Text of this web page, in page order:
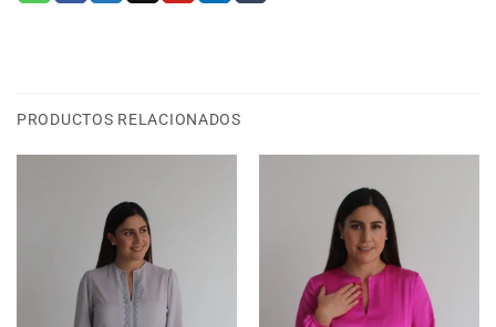
PRODUCTOS RELACIONADOS